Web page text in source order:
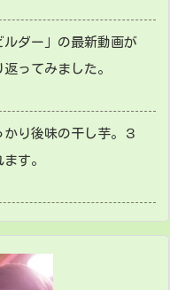
ダー」の最新動画が
ってみました。
り後味の干し芋。３
す。